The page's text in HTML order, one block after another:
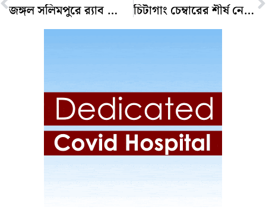
জঙ্গল সলিমপুরে র‍্যাব ক্যাম্পে সন্ত্রাসীদের গুলি, ভোর থেকে চলছে অভিযান চিটাগাং চেম্বারের শীর্ষ নেতৃত্বে আমিরুল-আমজাদ-স্বপন